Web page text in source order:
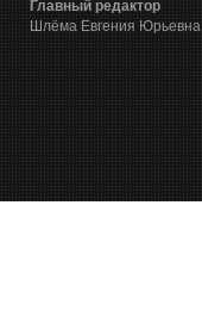
Главный редактор
Шлёма Евгения Юрьевна